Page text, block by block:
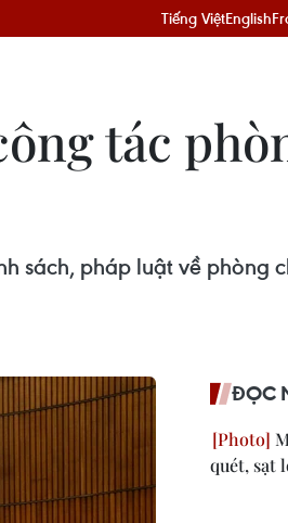
Tiếng ViệtEnglish
tác
sách, pháp luật về phòng
ĐỌC
quét, sạt